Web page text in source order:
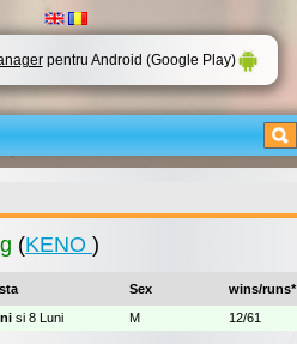
pentru Android (Google Play)
(KENO )
Sex wins/runs*
si 8 Luni M 12/61